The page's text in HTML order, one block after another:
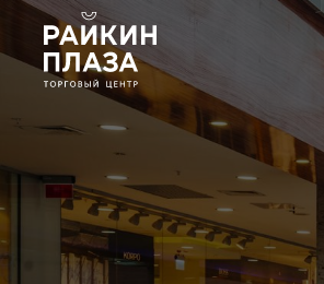
О ТЦ
Арендаторам
Вакансии
Контакты